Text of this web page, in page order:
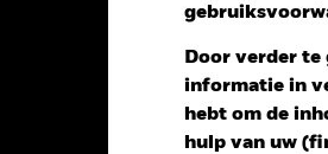
Door verder
informatie in
hebt om de
hulp van uw
NAV 1 dag per 06/aug/2026
-0,17 (-0,14%)